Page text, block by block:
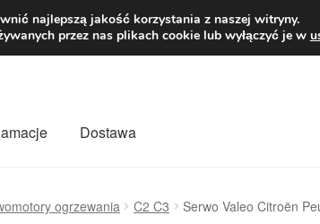
zł
Dostawa
ogrzewania C2 C3 Serwo Valeo Citroën
najlepszą jakość korzystania z naszej witryny.
przez nas plikach cookie lub wyłączyć je w